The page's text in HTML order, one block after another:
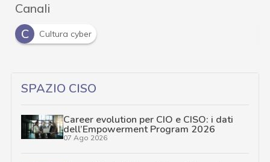
Canali
C
Cultura cyber
SPAZIO CISO
Career evolution per CIO e CISO: i dati
dell’Empowerment Program 2026
07 Ago 2026